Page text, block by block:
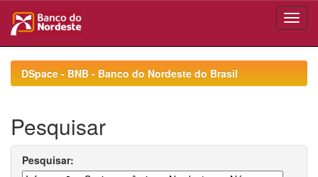
navigationDSpace - BNB - Banco do Nordeste do Brasil
Pesquisar
Pesquisar: